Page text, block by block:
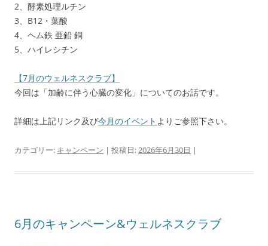
2、酵素処理ルチン
3、B12・葉酸
4、ヘム鉄 亜鉛 銅
5、ハイレシチン
【7月のウェルネスクラブ】
今回は「加齢に伴う心臓の変化」についてのお話です。
詳細は上記リンク及び今月のイベント よりご参照下さい。
カテゴリー: キャンペーン | 投稿日:2026年6月30日 |
6月のキャンペーン&ウェルネスクラブ